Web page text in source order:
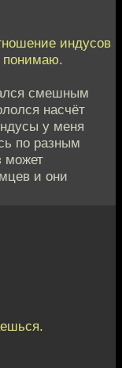
индусов
понимаю.
смешным
насчёт
у меня
по разным
может
и они